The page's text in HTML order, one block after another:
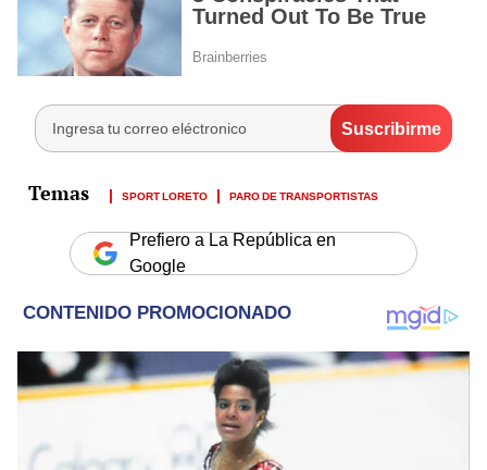
SPORT LORETO PARO DE TRANSPORTISTAS
Prefiero a La República en
Google